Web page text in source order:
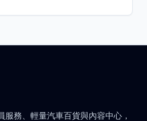
務、輕量汽車百貨與內容中心，